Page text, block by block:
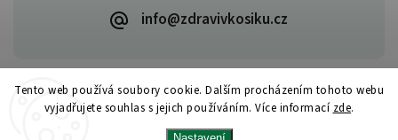
Tento web používá soubory cookie. Dalším procházením tohoto webu
vyjadřujete souhlas s jejich používáním. Více informací zde.
info@zdravivkosiku.cz
www.zdravivkosiku.cz